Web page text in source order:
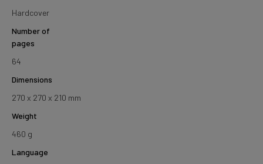
Hardcover
Number of
pages
64
Dimensions
270 x 270 x 210 mm
Weight
460 g
Language